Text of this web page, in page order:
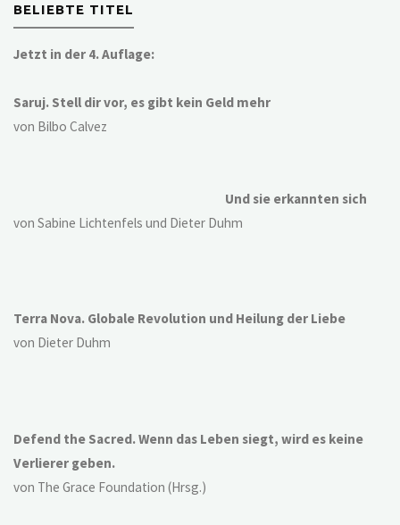
BELIEBTE TITEL
Jetzt in der 4. Auflage:
Saruj. Stell dir vor, es gibt kein Geld mehr
von Bilbo Calvez
Und sie erkannten sich
von Sabine Lichtenfels und Dieter Duhm
Terra Nova. Globale Revolution und Heilung der Liebe
von Dieter Duhm
Defend the Sacred. Wenn das Leben siegt, wird es keine
Verlierer geben.
von The Grace Foundation (Hrsg.)